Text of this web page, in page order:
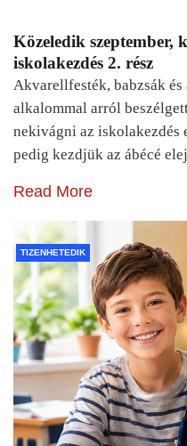
Közeledik szeptember,
iskolakezdés 2. rész
Akvarellfesték, babzsák
alkalommal arról
nekivágni az iskolakezdés
pedig kezdjük az ábécé
Read More
TIZENHETEDIK